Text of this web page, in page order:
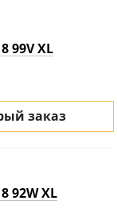
99V XL
заказ
92W XL